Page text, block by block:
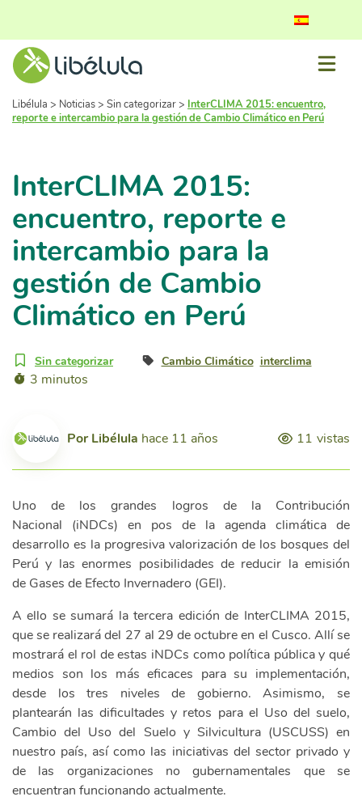
Libélula > Noticias> Sin categorizar> InterCLIMA 2015: encuentro,
reporte e intercambio para la gestión de Cambio Climático en Perú
InterCLIMA 2015:
encuentro, reporte e
intercambio para la
gestión de Cambio
Climático en Perú
Sin categorizar Cambio Climático interclima
3 minutos
PorLibélula hace 11 años 11 vistas
Uno de los grandes logros de la Contribución
Nacional (iNDCs) en pos de la agenda climática de
desarrollo es la progresiva valorización de los bosques del
Perú y las enormes posibilidades de reducir la emisión
de Gases de Efecto Invernadero (GEI).
A ello se sumará la tercera edición de InterCLIMA 2015,
que se realizará del 27 al 29 de octubre en el Cusco. Allí se
mostrará el rol de estas iNDCs como política pública y qué
medios son los más eficaces para su implementación,
desde los tres niveles de gobierno. Asimismo, se
plantearán las dificultades y retos para el Uso del suelo,
Cambio del Uso del Suelo y Silvicultura (USCUSS) en
nuestro país, así como las iniciativas del sector privado y
de las organizaciones no gubernamentales que se
encuentran funcionando actualmente.